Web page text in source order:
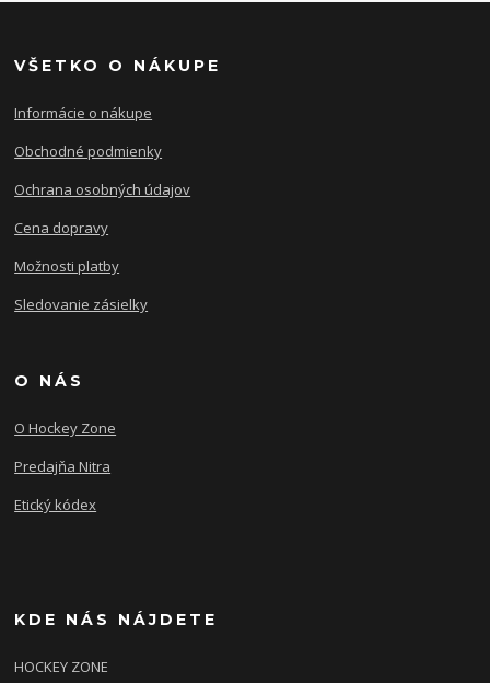
VŠETKO O NÁKUPE
Informácie o nákupe
Obchodné podmienky
Ochrana osobných údajov
Cena dopravy
Možnosti platby
Sledovanie zásielky
O NÁS
O Hockey Zone
Predajňa Nitra
Etický kódex
KDE NÁS NÁJDETE
HOCKEY ZONE